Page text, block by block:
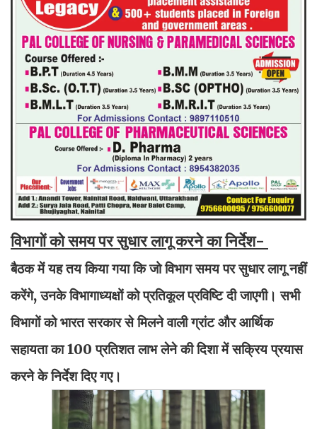
विभागों को समय पर सुधार लागू करने का निर्देश-
बैठक में यह तय किया गया कि जो विभाग समय पर सुधार लागू नहीं
करेंगे, उनके विभागाध्यक्षों को प्रतिकूल प्रविष्टि दी जाएगी। सभी
विभागों को भारत सरकार से मिलने वाली ग्रांट और आर्थिक
सहायता का 100 प्रतिशत लाभ लेने की दिशा में सक्रिय प्रयास
करने के निर्देश दिए गए।